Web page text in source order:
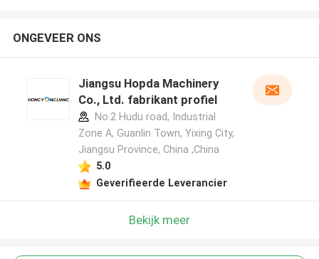
ONGEVEER ONS
Jiangsu Hopda Machinery
Co., Ltd. fabrikant profiel
No.2 Hudu road, Industrial
Zone A, Guanlin Town, Yixing City,
Jiangsu Province, China ,China
5.0
Geverifieerde Leverancier
Bekijk meer